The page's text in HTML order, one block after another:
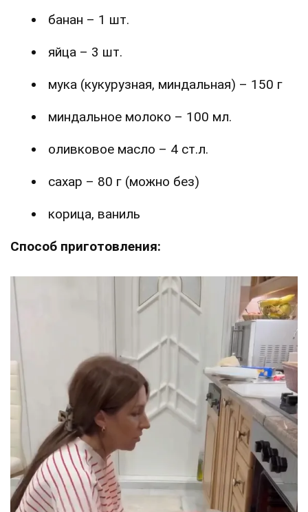
банан – 1 шт.
яйца – 3 шт.
мука (кукурузная, миндальная) – 150 г
миндальное молоко – 100 мл.
оливковое масло – 4 ст.л.
сахар – 80 г (можно без)
корица, ваниль
Способ приготовления: